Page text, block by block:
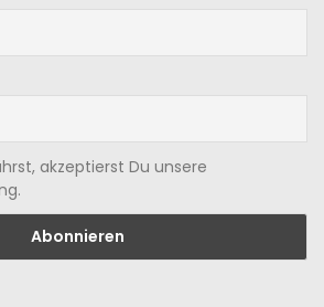
akzeptierst Du unsere